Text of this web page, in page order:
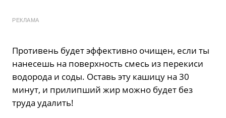
РЕКЛАМА
Противень будет эффективно очищен, если ты
нанесешь на поверхность смесь из перекиси
водорода и соды. Оставь эту кашицу на 30
минут, и прилипший жир можно будет без
труда удалить!